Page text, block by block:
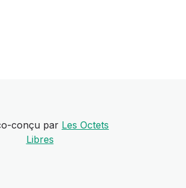
conçu par Les Octets
Libres